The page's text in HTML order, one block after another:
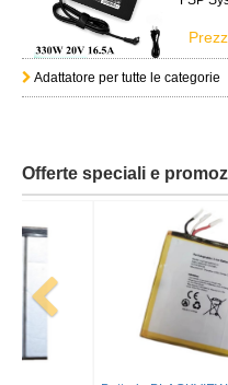
Adattatore per tutte le categorie